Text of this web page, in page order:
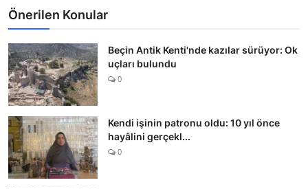
Önerilen Konular
Beçin Antik Kenti'nde kazılar sürüyor: Ok
uçları bulundu
0
Kendi işinin patronu oldu: 10 yıl önce
hayâlini gerçekl...
0